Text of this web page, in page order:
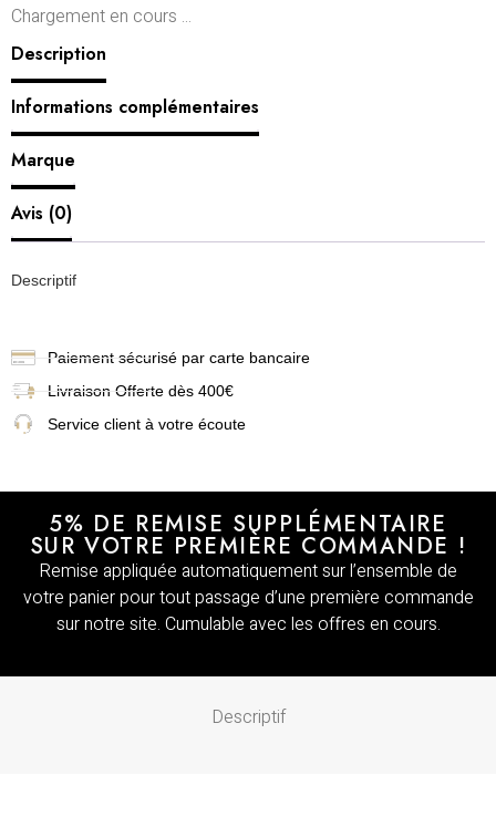
Chargement en cours ...
Description
Informations complémentaires
Marque
Avis (0)
Descriptif
Paiement sécurisé par carte bancaire
Livraison Offerte dès 400€
Service client à votre écoute
5% DE REMISE SUPPLÉMENTAIRE
SUR VOTRE PREMIÈRE COMMANDE !
Remise appliquée automatiquement sur l’ensemble de
votre panier pour tout passage d’une première commande
sur notre site. Cumulable avec les offres en cours.
Descriptif